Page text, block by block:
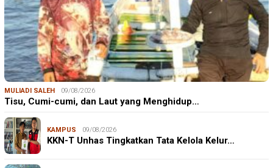
MULIADI SALEH 09/08/2026
Tisu, Cumi-cumi, dan Laut yang Menghidup…
KAMPUS 09/08/2026
KKN-T Unhas Tingkatkan Tata Kelola Kelur…